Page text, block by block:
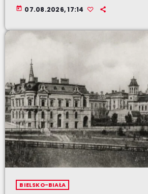
today 07.08.2026, 17:14
BIELSKO-BIAŁA